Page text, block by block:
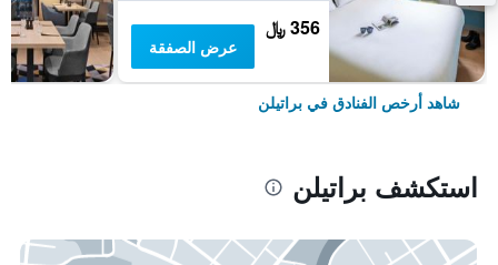
356 ﷼
عرض الصفقة
شاهد أرخص الفنادق في براتيلن
استكشف براتيلن